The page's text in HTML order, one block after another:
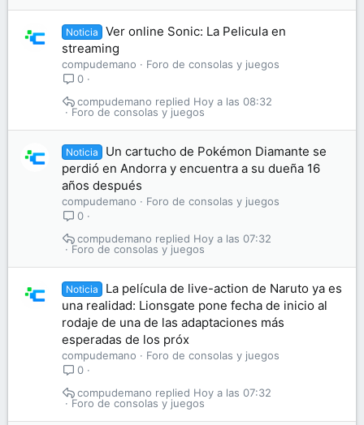
Noticia
Ver online Sonic: La Pelicula en
streaming
compudemano
Foro de consolas y juegos
0
Foro de consolas y juegos
Hoy a las 08:32
compudemano
Noticia
Un cartucho de Pokémon Diamante se
perdió en Andorra y encuentra a su dueña 16
años después
compudemano
Foro de consolas y juegos
0
Foro de consolas y juegos
Hoy a las 07:32
compudemano
Noticia
La película de live-action de Naruto ya es
una realidad: Lionsgate pone fecha de inicio al
rodaje de una de las adaptaciones más
esperadas de los próx
compudemano
Foro de consolas y juegos
0
Foro de consolas y juegos
Hoy a las 07:32
compudemano